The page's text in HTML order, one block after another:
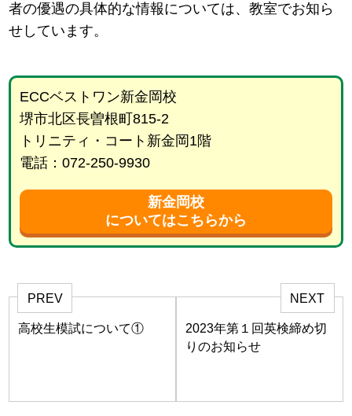
者の優遇の具体的な情報については、教室でお知ら
せしています。
ECCベストワン新金岡校
堺市北区長曽根町815-2
トリニティ・コート新金岡1階
電話：072-250-9930
新金岡校
についてはこちらから
PREV
高校生模試について①
NEXT
2023年第１回英検締め切
りのお知らせ